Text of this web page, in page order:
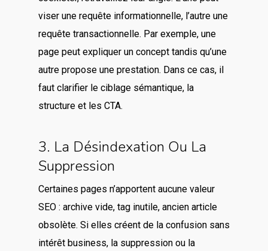
viser une requête informationnelle, l’autre une
requête transactionnelle. Par exemple, une
page peut expliquer un concept tandis qu’une
autre propose une prestation. Dans ce cas, il
faut clarifier le ciblage sémantique, la
structure et les CTA.
3. La Désindexation Ou La
Suppression
Certaines pages n’apportent aucune valeur
SEO : archive vide, tag inutile, ancien article
obsolète. Si elles créent de la confusion sans
intérêt business, la suppression ou la